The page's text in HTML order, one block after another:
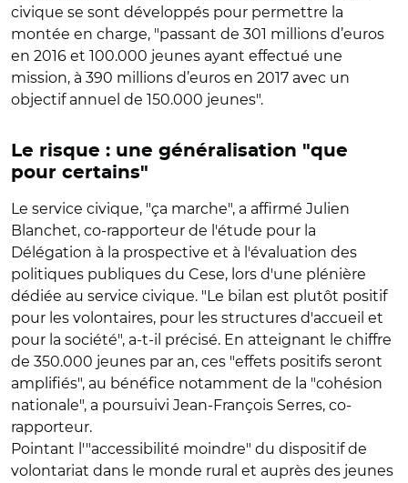
civique se sont développés pour permettre la
montée en charge, "passant de 301 millions d’euros
en 2016 et 100.000 jeunes ayant effectué une
mission, à 390 millions d’euros en 2017 avec un
objectif annuel de 150.000 jeunes".
Le risque : une généralisation "que
pour certains"
Le service civique, "ça marche", a affirmé Julien
Blanchet, co-rapporteur de l'étude pour la
Délégation à la prospective et à l'évaluation des
politiques publiques du Cese, lors d'une plénière
dédiée au service civique. "Le bilan est plutôt positif
pour les volontaires, pour les structures d'accueil et
pour la société", a-t-il précisé. En atteignant le chiffre
de 350.000 jeunes par an, ces "effets positifs seront
amplifiés", au bénéfice notamment de la "cohésion
nationale", a poursuivi Jean-François Serres, co-
rapporteur.
Pointant l'"accessibilité moindre" du dispositif de
volontariat dans le monde rural et auprès des jeunes